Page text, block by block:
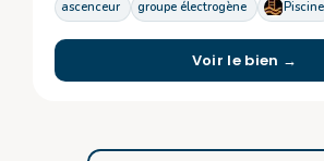
ascenceur groupe électrogène Piscine
Voir le bien →